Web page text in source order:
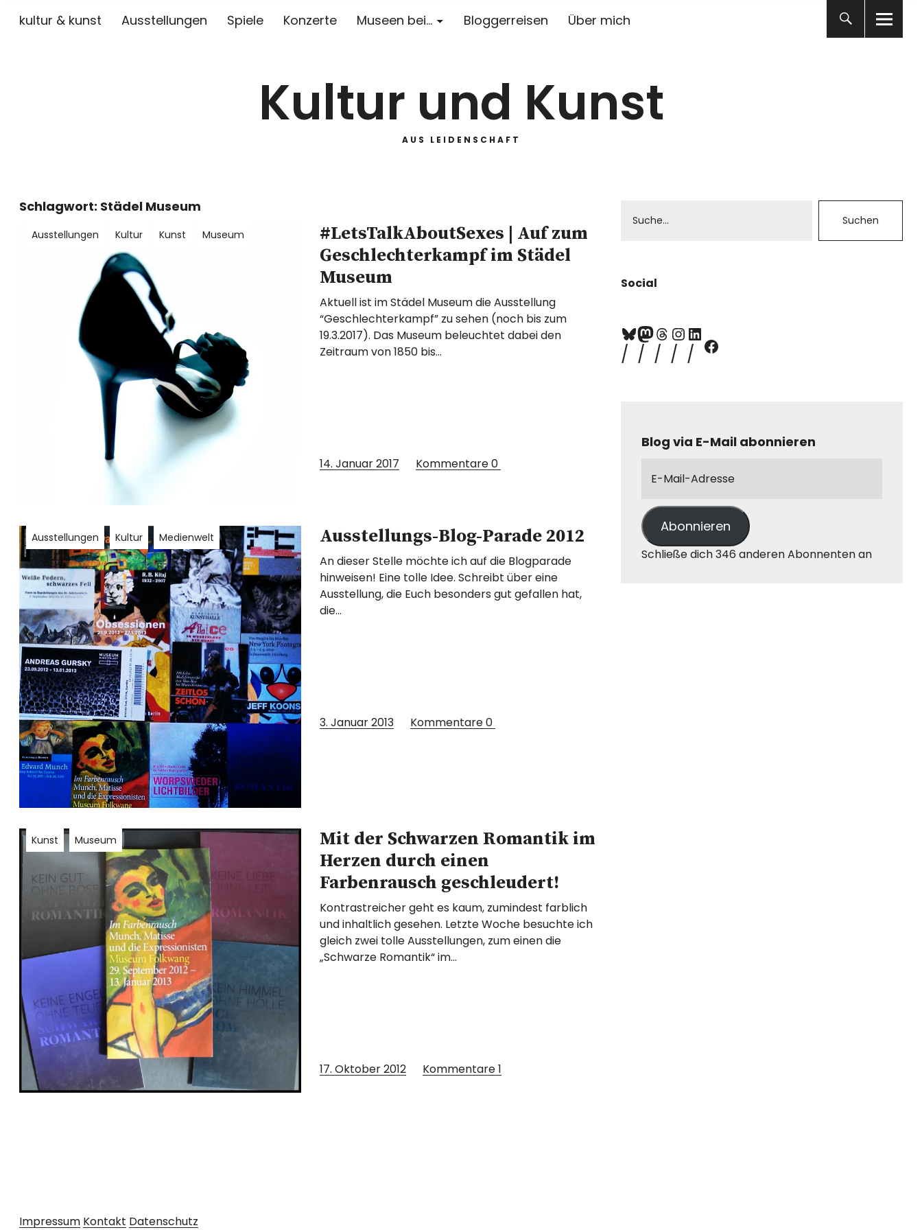
kultur & kunst Ausstellungen Spiele Konzerte Museen bei… Bloggerreisen Über mich
Kultur und Kunst
AUS LEIDENSCHAFT
Schlagwort: Städel Museum
Ausstellungen Kultur Kunst Museum
#LetsTalkAboutSexes | Auf zum
Geschlechterkampf im Städel
Museum
Aktuell ist im Städel Museum die Ausstellung
“Geschlechterkampf” zu sehen (noch bis zum
19.3.2017). Das Museum beleuchtet dabei den
Zeitraum von 1850 bis…
14. Januar 2017 Kommentare0
Ausstellungen Kultur Medienwelt Ausstellungs-Blog-Parade 2012
An dieser Stelle möchte ich auf die Blogparade
hinweisen! Eine tolle Idee. Schreibt über eine
Ausstellung, die Euch besonders gut gefallen hat,
die…
3. Januar 2013 Kommentare0
Kunst Museum
Mit der Schwarzen Romantik im
Herzen durch einen
Farbenrausch geschleudert!
Kontrastreicher geht es kaum, zumindest farblich
und inhaltlich gesehen. Letzte Woche besuchte ich
gleich zwei tolle Ausstellungen, zum einen die
„Schwarze Romantik“ im…
17. Oktober 2012 Kommentare1
Social
Blog via E-Mail abonnieren
Abonnieren
Schließe dich 346 anderen Abonnenten an
Impressum Kontakt Datenschutz